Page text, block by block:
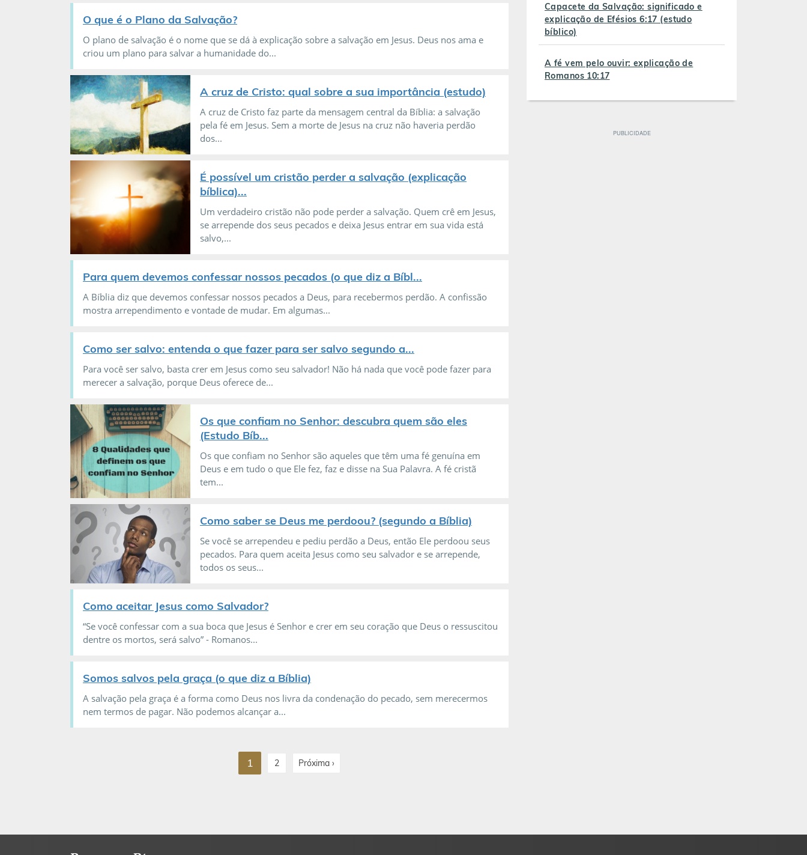
O que é o Plano da Salvação?
O plano de salvação é o nome que se dá à explicação sobre a salvação em Jesus. Deus nos ama e
criou um plano para salvar a humanidade do...
A cruz de Cristo: qual sobre a sua importância (estudo)
A cruz de Cristo faz parte da mensagem central da Bíblia: a salvação
pela fé em Jesus. Sem a morte de Jesus na cruz não haveria perdão
dos...
É possível um cristão perder a salvação (explicação
bíblica)...
Um verdadeiro cristão não pode perder a salvação. Quem crê em Jesus,
se arrepende dos seus pecados e deixa Jesus entrar em sua vida está
salvo,...
Para quem devemos confessar nossos pecados (o que diz a Bíbl...
A Bíblia diz que devemos confessar nossos pecados a Deus, para recebermos perdão. A confissão
mostra arrependimento e vontade de mudar. Em algumas...
Como ser salvo: entenda o que fazer para ser salvo segundo a...
Para você ser salvo, basta crer em Jesus como seu salvador! Não há nada que você pode fazer para
merecer a salvação, porque Deus oferece de...
Os que confiam no Senhor: descubra quem são eles
(Estudo Bíb...
Os que confiam no Senhor são aqueles que têm uma fé genuína em
Deus e em tudo o que Ele fez, faz e disse na Sua Palavra. A fé cristã
tem...
Como saber se Deus me perdoou? (segundo a Bíblia)
Se você se arrependeu e pediu perdão a Deus, então Ele perdoou seus
pecados. Para quem aceita Jesus como seu salvador e se arrepende,
todos os seus...
Como aceitar Jesus como Salvador?
“Se você confessar com a sua boca que Jesus é Senhor e crer em seu coração que Deus o ressuscitou
dentre os mortos, será salvo” - Romanos...
Somos salvos pela graça (o que diz a Bíblia)
A salvação pela graça é a forma como Deus nos livra da condenação do pecado, sem merecermos
nem termos de pagar. Não podemos alcançar a...
1 2 Próxima ›
Capacete da Salvação: significado e
explicação de Efésios 6:17 (estudo
bíblico)
A fé vem pelo ouvir: explicação de
Romanos 10:17